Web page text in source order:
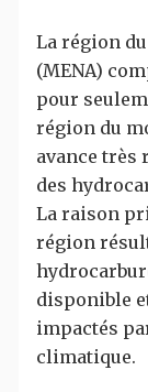
La région
(MENA)
pour
région du
avance très
des
La raison
région
disponible
impactés
climatique.